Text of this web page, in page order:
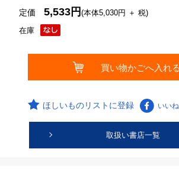
在庫
定価5,533円(本体5,030円 ＋ 税)
ほしいものリストに登録 いいね
取扱い書店一覧